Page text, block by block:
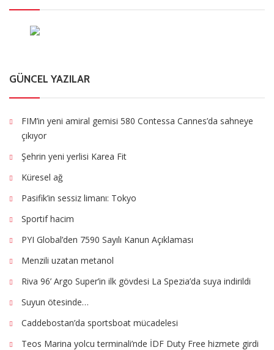
GÜNCEL YAZILAR
FIM’in yeni amiral gemisi 580 Contessa Cannes’da sahneye
çıkıyor
Şehrin yeni yerlisi Karea Fit
Küresel ağ
Pasifik’in sessiz limanı: Tokyo
Sportif hacim
PYI Global’den 7590 Sayılı Kanun Açıklaması
Menzili uzatan metanol
Riva 96’ Argo Super’in ilk gövdesi La Spezia’da suya indirildi
Suyun ötesinde…
Caddebostan’da sportsboat mücadelesi
Teos Marina yolcu terminali’nde İDF Duty Free hizmete girdi